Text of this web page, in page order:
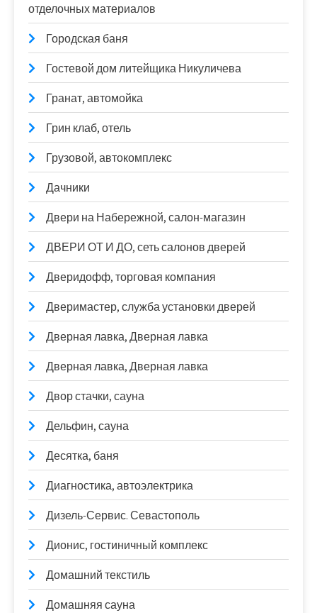
отделочных материалов
Городская баня
Гостевой дом литейщика Никуличева
Гранат, автомойка
Грин клаб, отель
Грузовой, автокомплекс
Дачники
Двери на Набережной, салон-магазин
ДВЕРИ ОТ И ДО, сеть салонов дверей
Дверидофф, торговая компания
Дверимастер, служба установки дверей
Дверная лавка, Дверная лавка
Дверная лавка, Дверная лавка
Двор стачки, сауна
Дельфин, сауна
Десятка, баня
Диагностика, автоэлектрика
Дизель-Сервис. Севастополь
Дионис, гостиничный комплекс
Домашний текстиль
Домашняя сауна